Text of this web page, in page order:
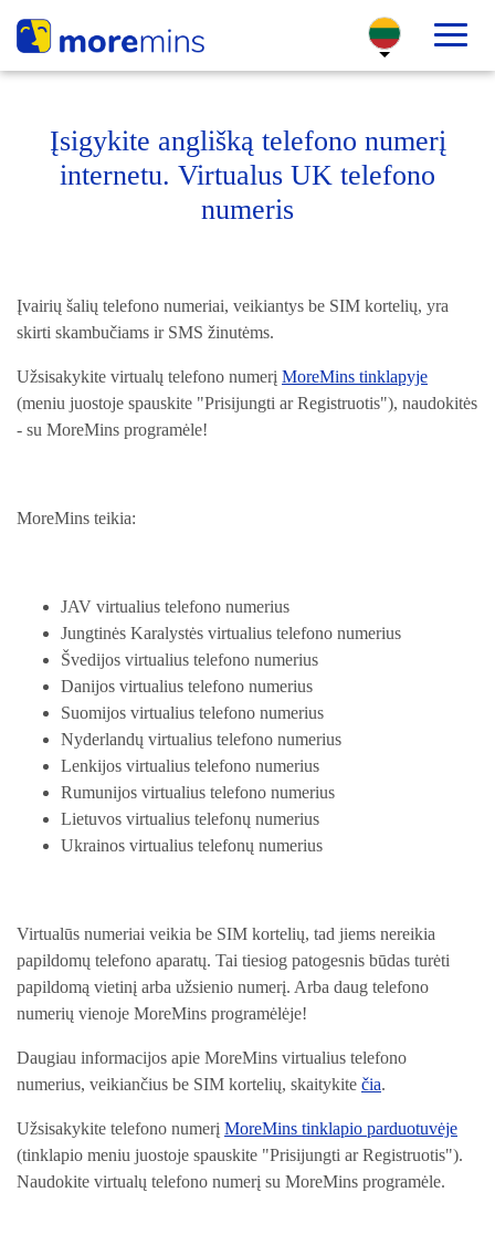
Įsigykite anglišką telefono numerį
internetu. Virtualus UK telefono
numeris
Įvairių šalių telefono numeriai, veikiantys be SIM kortelių, yra
skirti skambučiams ir SMS žinutėms.
Užsisakykite virtualų telefono numerį MoreMins tinklapyje
(meniu juostoje spauskite "Prisijungti ar Registruotis"), naudokitės
- su MoreMins programėle!
MoreMins teikia:
JAV virtualius telefono numerius
Jungtinės Karalystės virtualius telefono numerius
Švedijos virtualius telefono numerius
Danijos virtualius telefono numerius
Suomijos virtualius telefono numerius
Nyderlandų virtualius telefono numerius
Lenkijos virtualius telefono numerius
Rumunijos virtualius telefono numerius
Lietuvos virtualius telefonų numerius
Ukrainos virtualius telefonų numerius
Virtualūs numeriai veikia be SIM kortelių, tad jiems nereikia
papildomų telefono aparatų. Tai tiesiog patogesnis būdas turėti
papildomą vietinį arba užsienio numerį. Arba daug telefono
numerių vienoje MoreMins programėlėje!
Daugiau informacijos apie MoreMins virtualius telefono
numerius, veikiančius be SIM kortelių, skaitykite čia.
Užsisakykite telefono numerį MoreMins tinklapio parduotuvėje
(tinklapio meniu juostoje spauskite "Prisijungti ar Registruotis").
Naudokite virtualų telefono numerį su MoreMins programėle.